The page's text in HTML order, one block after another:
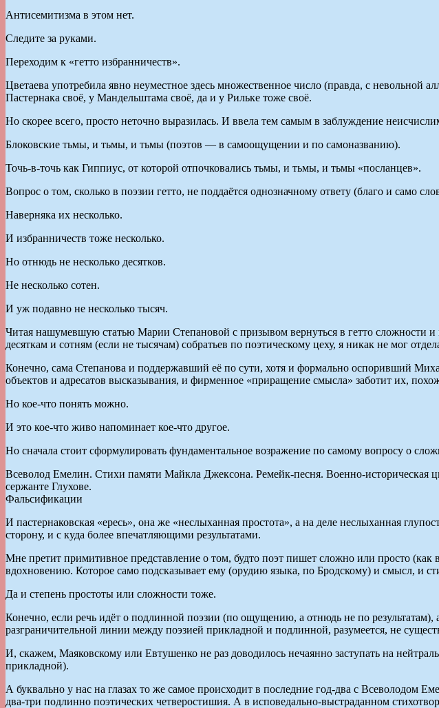
Антисемитизма в этом нет.
Следите за руками.
Переходим к «гетто избранничеств».
Цветаева употребила явно неуместное здесь множественное число (правда, с невольной
Пастернака своё, у Мандельштама своё, да и у Рильке тоже своё.
Но скорее всего, просто неточно выразилась. И ввела тем самым в заблуждение
Блоковские тьмы, и тьмы, и тьмы (поэтов — в самоощущении и по самоназванию).
Точь-в-точь как Гиппиус, от которой отпочковались тьмы, и тьмы, и тьмы «посланцев».
Вопрос о том, сколько в поэзии гетто, не поддаётся однозначному ответу (благо и само
Наверняка их несколько.
И избранничеств тоже несколько.
Но отнюдь не несколько десятков.
Не несколько сотен.
И уж подавно не несколько тысяч.
Читая нашумевшую статью Марии Степановой с призывом вернуться в гетто сложности
десяткам и сотням (если не тысячам) собратьев по поэтическому цеху, я никак не мог
Конечно, сама Степанова и поддержавший её по сути, хотя и формально оспоривший
объектов и адресатов высказывания, и фирменное «приращение смысла» заботит их,
Но кое-что понять можно.
И это кое-что живо напоминает кое-что другое.
Но сначала стоит сформулировать фундаментальное возражение по самому вопросу о
Всеволод Емелин. Стихи памяти Майкла Джексона. Ремейк-песня. Военно-историческая
сержанте Глухове.
Фальсификации
И пастернаковская «ересь», она же «неслыханная простота», а на деле неслыханная
сторону, и с куда более впечатляющими результатами.
Мне претит примитивное представление о том, будто поэт пишет сложно или просто
вдохновению. Которое само подсказывает ему (орудию языка, по Бродскому) и смысл, и
Да и степень простоты или сложности тоже.
Конечно, если речь идёт о подлинной поэзии (по ощущению, а отнюдь не по
разграничительной линии между поэзией прикладной и подлинной, разумеется, не
И, скажем, Маяковскому или Евтушенко не раз доводилось нечаянно заступать на
прикладной).
А буквально у нас на глазах то же самое происходит в последние год-два с Всеволодом
два-три подлинно поэтических четверостишия. А в исповедально-выстраданном